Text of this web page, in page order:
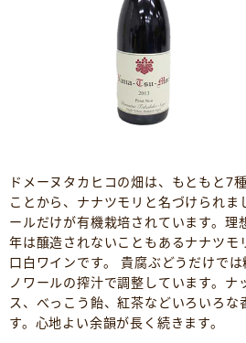
ドメーヌタカヒコの畑は、もともと7
ことから、ナナツモリと名づけられま
ールだけが有機栽培されています。理
年は醸造されないこともあるナナツモ
口白ワインです。 貴腐ぶどうだけで
ノワールの搾汁で調整しています。ナ
ス、べっこう飴、紅茶などいろいろな
す。心地よい余韻が長く続きます。